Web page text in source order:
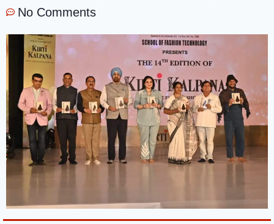
No Comments